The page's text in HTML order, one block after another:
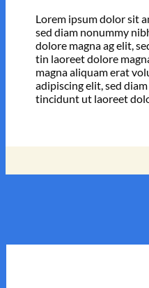
Lorem ipsum dolor sit
sed diam nonummy
dolore magna ag elit,
tin laoreet dolore
magna aliquam erat
adipiscing elit, sed
tincidunt ut laoreet